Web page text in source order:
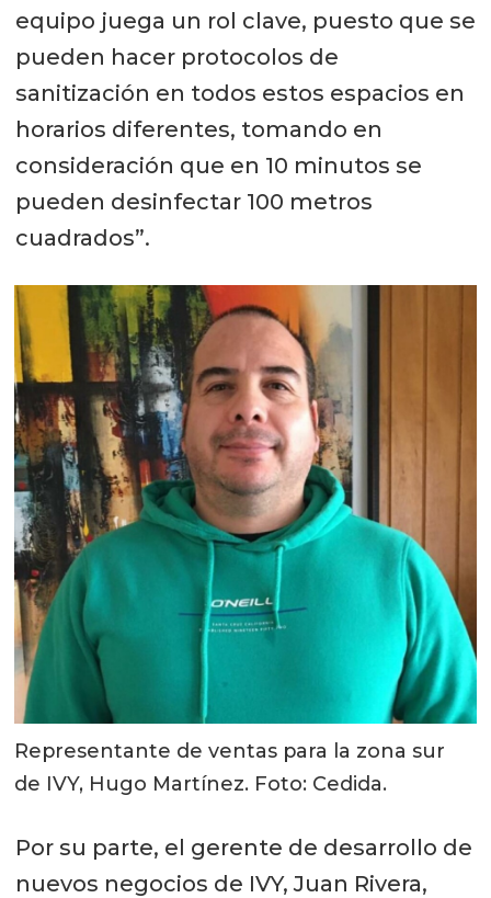
equipo juega un rol clave, puesto que se
pueden hacer protocolos de
sanitización en todos estos espacios en
horarios diferentes, tomando en
consideración que en 10 minutos se
pueden desinfectar 100 metros
cuadrados”.
Representante de ventas para la zona sur
de IVY, Hugo Martínez. Foto: Cedida.
Por su parte, el gerente de desarrollo de
nuevos negocios de IVY, Juan Rivera,